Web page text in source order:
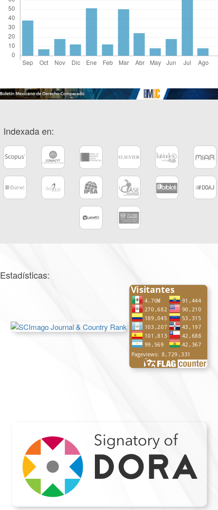
Indexada en:
Estadísticas: